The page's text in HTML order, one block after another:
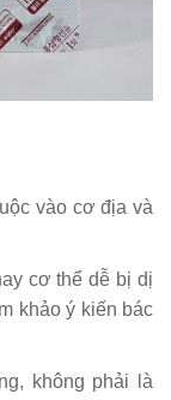
vào cơ địa và
cơ thể dễ bị dị
khảo ý kiến bác
không phải là